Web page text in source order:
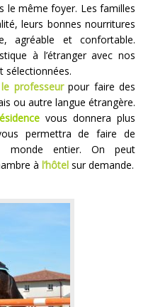
le même foyer. Les familles
leurs bonnes nourritures
agréable et confortable.
à l’étranger avec nos
sélectionnées.
professeurpour faire des
ou autre langue étrangère.
vous donnera plus
permettra de faire de
monde entier. On peut
à l’hôtel sur demande.